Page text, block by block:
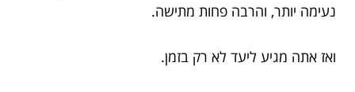
נעימה יותר, והרבה פחות מתישה.
ואז אתה מגיע ליעד לא רק בזמן.